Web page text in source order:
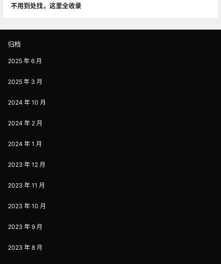
不用到处找，这里全收录
归档
2025 年 6 月
2025 年 3 月
2024 年 10 月
2024 年 2 月
2024 年 1 月
2023 年 12 月
2023 年 11 月
2023 年 10 月
2023 年 9 月
2023 年 8 月